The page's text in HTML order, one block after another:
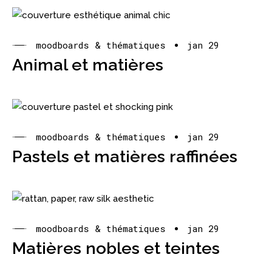
moodboards & thématiques jan 29
Animal et matières
moodboards & thématiques jan 29
Pastels et matières raffinées
moodboards & thématiques jan 29
Matières nobles et teintes